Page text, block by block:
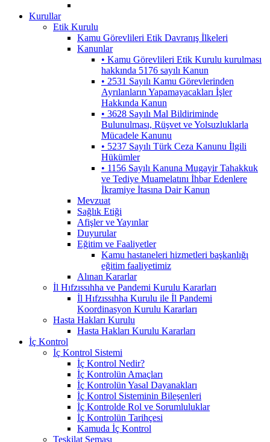
Kurullar
Etik Kurulu
Kamu Görevlileri Etik Davranış İlkeleri
Kanunlar
• Kamu Görevlileri Etik Kurulu kurulması
hakkında 5176 sayılı Kanun
• 2531 Sayılı Kamu Görevlerinden
Ayrılanların Yapamayacakları İşler
Hakkında Kanun
• 3628 Sayılı Mal Bildiriminde
Bulunulması, Rüşvet ve Yolsuzluklarla
Mücadele Kanunu
• 5237 Sayılı Türk Ceza Kanunu İlgili
Hükümler
• 1156 Sayılı Kanuna Mugayir Tahakkuk
ve Tediye Muamelatını İhbar Edenlere
İkramiye İtasına Dair Kanun
Mevzuat
Sağlık Etiği
Afişler ve Yayınlar
Duyurular
Eğitim ve Faaliyetler
Kamu hastaneleri hizmetleri başkanlığı
eğitim faaliyetimiz
Alınan Kararlar
İl Hıfzıssıhha ve Pandemi Kurulu Kararları
İl Hıfzıssıhha Kurulu ile İl Pandemi
Koordinasyon Kurulu Kararları
Hasta Hakları Kurulu
Hasta Hakları Kurulu Kararları
İç Kontrol
İç Kontrol Sistemi
İç Kontrol Nedir?
İç Kontrolün Amaçları
İç Kontrolün Yasal Dayanakları
İç Kontrol Sisteminin Bileşenleri
İç Kontrolde Rol ve Sorumluluklar
İç Kontrolün Tarihçesi
Kamuda İç Kontrol
Teşkilat Şeması